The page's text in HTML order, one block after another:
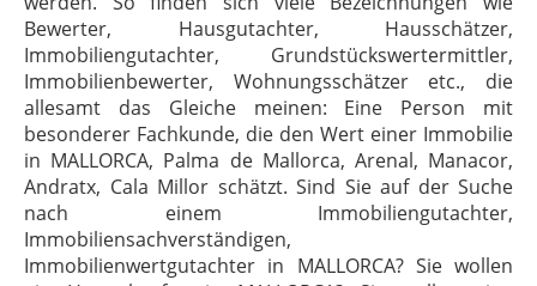
Bewerter, Hausgutachter, Hausschätzer,
Immobiliengutachter, Grundstückswertermittler,
Immobilienbewerter, Wohnungsschätzer etc., die
allesamt das Gleiche meinen: Eine Person mit
besonderer Fachkunde, die den Wert einer Immobilie
in MALLORCA, Palma de Mallorca, Arenal, Manacor,
Andratx, Cala Millor schätzt. Sind Sie auf der Suche
nach einem Immobiliengutachter,
Immobiliensachverständigen,
Immobilienwertgutachter in MALLORCA? Sie wollen